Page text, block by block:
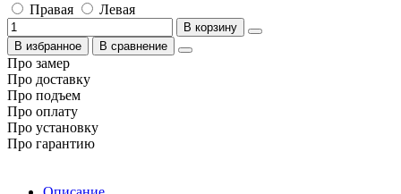
Правая
Левая
В корзину
В избранное
В сравнение
Про замер
Про доставку
Про подъем
Про оплату
Про установку
Про гарантию